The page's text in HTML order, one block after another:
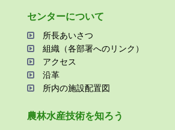
センターについて
所⻑あいさつ
組織（各部署へのリンク）
アクセス
沿⾰
所内の施設配置図
農林⽔産技術を知ろう